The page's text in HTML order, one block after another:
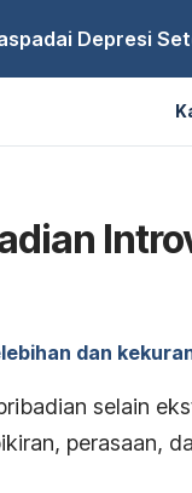
Depresi
dan
selain
perasaan,